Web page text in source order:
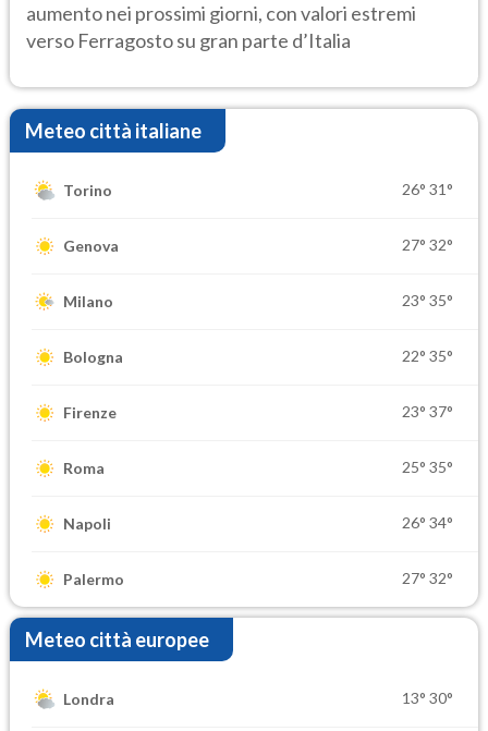
aumento nei prossimi giorni, con valori estremi
verso Ferragosto su gran parte d’Italia
Meteo città italiane
Torino 26° 31°
Genova 27° 32°
Milano 23° 35°
Bologna 22° 35°
Firenze 23° 37°
Roma 25° 35°
Napoli 26° 34°
Palermo 27° 32°
Meteo città europee
Londra 13° 30°